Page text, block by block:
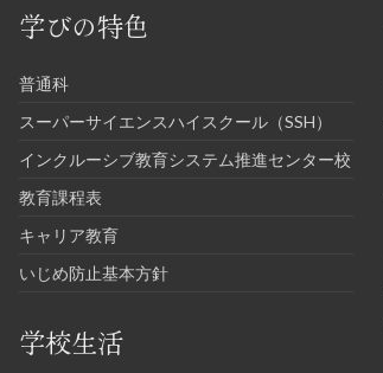
学びの特色
普通科
スーパーサイエンスハイスクール（SSH）
インクルーシブ教育システム推進センター校
教育課程表
キャリア教育
いじめ防止基本方針
学校生活